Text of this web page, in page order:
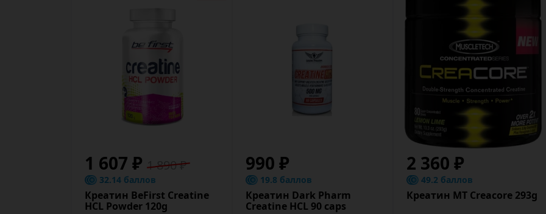
1 607 ₽ 1 890 ₽
32.14 баллов
Креатин BeFirst Creatine
HCL Powder 120g
990 ₽
19.8 баллов
Креатин Dark Pharm
Creatine HCL 90 caps
2 360 ₽
49.2 баллов
Креатин MT Creacore 293g